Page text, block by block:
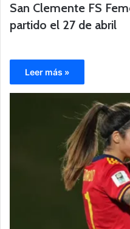
San Clemente FS
partido el 27 de abril
Leer más »